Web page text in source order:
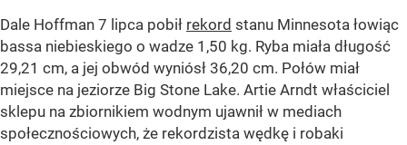
Dale Hoffman 7 lipca pobił rekord stanu Minnesota łowiąc
bassa niebieskiego o wadze 1,50 kg. Ryba miała długość
29,21 cm, a jej obwód wyniósł 36,20 cm. Połów miał
miejsce na jeziorze Big Stone Lake. Artie Arndt właściciel
sklepu na zbiornikiem wodnym ujawnił w mediach
społecznościowych, że rekordzista wędkę i robaki